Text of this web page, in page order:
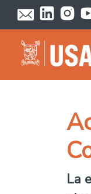
Pasar al contenido
La